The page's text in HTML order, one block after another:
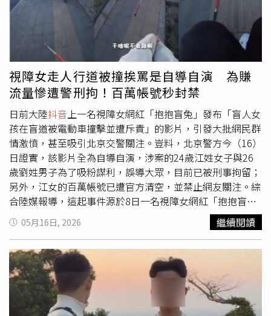
聞，但不少家屬多會念在若資遣看護，恐會造成照護空窗
期，多半向仲介等反應，給予口頭警告，並陸續加裝監視器
畫面，從而得知原本看似盡心盡力照護的看護，在監視器的
鏡頭下多半疏於照護，大玩直播、抖音，放任照護者一人哀
嚎，事發後更可以直接拍拍屁股離境，讓雇主幾乎拿他們沒
轍，只能摸摸鼻子自認倒楣。
重，至今仍無法進行手術，只能持續依靠化療與免疫治療控
制病情。目前他已進行第11次化療，由於病情較重，每次使
用的藥量都比一般患者多一倍，體內甚至裝有化療幫浦，持
續進行靜脈與腹腔給藥。「每次化療完，骨頭都像被拆開一
樣痛。」他苦笑表示，接下來可能還得開始使用標靶藥物。
妻子拒絕離婚，甚至打算賣房替丈夫籌醫藥費。（圖／翻攝
自大皖新聞）龐大的醫療費用，也幾乎壓垮整個家庭。截至
目前，即使扣除醫保給付，自費醫療支出仍已超過14萬元人
民幣（約新台幣63萬元）。更令人鼻酸的是，在郝先生確診
後，懷孕中的妻子因長期承受壓力與情緒打擊，導致孩子提
早出生。女兒出生後，又被診斷出腦部積液及先天性心臟
病，左心房有缺損。雖然醫師表示，部分早產兒隨著成長有
機會自行恢復，目前先定期追蹤即可，但現實壓力仍幾乎將
這個家庭逼到極限。妻子必須獨自在家照顧孩子，無法工
作；而郝先生則長期獨自往返上海接受化療。雪上加霜的
是，郝先生的外婆為了替外孫多存一點醫藥費，高齡仍持續
外出撿回收，沒想到卻意外遭到嚴重燒傷。提到外婆時，郝
先生一度在電話中哽咽：「她這麼大年紀還去撿回收，就是
想替我多省一點藥費……」面對接連襲來的人生重擊，郝先
生坦言，自己曾多次向妻子提出離婚，「我不想拖累她，孩
子可以交給我爸媽帶。」但妻子始終不願放棄，不僅拒絕離
視障女走人行道被撞挨罵是自導自演 為賺
流量慘遭警刑拘！百萬帳號秒封禁
日前大陸抖音上一名視障女網紅「抱抱盲兔」發布「盲人女
孩在盲道被電動車撞擊並遭斥責」的影片，引發大批網民群
情激憤，甚至吸引北京交警關注。豈料，北京警方今（16）
日證實，該影片全為自導自演，涉案的24歲江姓女子與26
歲劉姓男子為了吸粉謀利，誤導大眾，目前已被刑事拘留；
另外，江女的百萬帳號已遭官方清空，並禁止網友關注。綜
合陸媒報導，這起事件源於8日一名視障女網紅「抱抱盲
兔」在抖音 分享一段影片，內容是她到北京旅遊發生的事
故。事發當時抱抱盲兔拄著盲杖走在狹窄的人行道上，照著
地上的導盲磚前行，不料，一名男子騎著電動車違規闖入人
行道，甚至高速朝她撞上。雙方發生擦撞後，抱抱盲兔的盲
杖掉落在地，只能在視力全無的情況下，狼狽地蹲在地上四
處摸索，才勉強尋回輔具。令人氣憤的是，肇事男騎士不僅
沒道歉，竟當眾破口罵抱抱盲兔「不看路」，將責任歸咎於
05月16日, 2026 繼續閱讀